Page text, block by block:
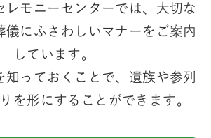
レモニーセンターでは、大切な
儀にふさわしいマナーをご案内
しています。
知っておくことで、遺族や参列
を形にすることができます。